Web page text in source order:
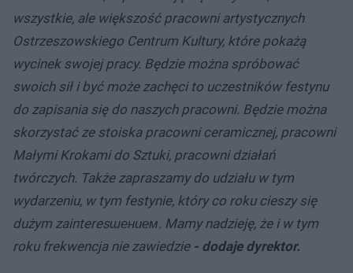
wszystkie, ale większość pracowni artystycznych
Ostrzeszowskiego Centrum Kultury, które pokażą
wycinek swojej pracy. Będzie można spróbować
swoich sił i być może zachęci to uczestników festynu
do zapisania się do naszych pracowni. Będzie można
skorzystać ze stoiska pracowni ceramicznej, pracowni
Małymi Krokami do Sztuki, pracowni działań
twórczych. Także zapraszamy do udziału w tym
wydarzeniu, w tym festynie, który co roku cieszy się
dużym zainteresшением. Mamy nadzieję, że i w tym
roku frekwencja nie zawiedzie - dodaje dyrektor.